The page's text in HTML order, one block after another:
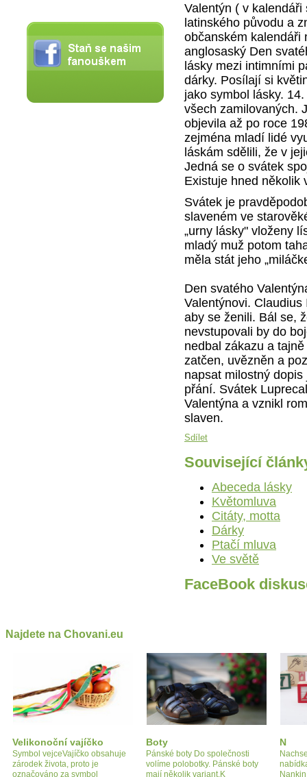
Valentýn ( v
latinského původu a
občanském kalendáři
anglosaský Den
lásky mezi intimními
dárky. Posílají si
jako symbol lásky.
všech zamilovaných.
objevila až po roce
zejména mladí lidé
láskám sdělili, že v
Jedná se o svátek
Existuje hned několik
Svátek je
slaveném ve
„urny lásky" vloženy
mladý muž potom
měla stát jeho
Den svatého
Valentýnovi.
aby se ženili. Bál se,
nevstupovali by do
nedbal zákazu a
zatčen, uvězněn a
napsat milostný
přání. Svátek
Valentýna a vznikl
slaven.
Sdílet
Související
Abeceda lásky
Květomluva
Citáty, motta
Dárky
Ptačí mluva
Ve světě
FaceBook
Najdete na Chovani.eu
Velikonoční vajíčko
Symbol vejceVajíčko obsahuje
zárodek života, proto je
označováno za symbol
Boty
Pánské boty Do společnosti
volíme polobotky. Pánské boty
mají několik variant.K
N